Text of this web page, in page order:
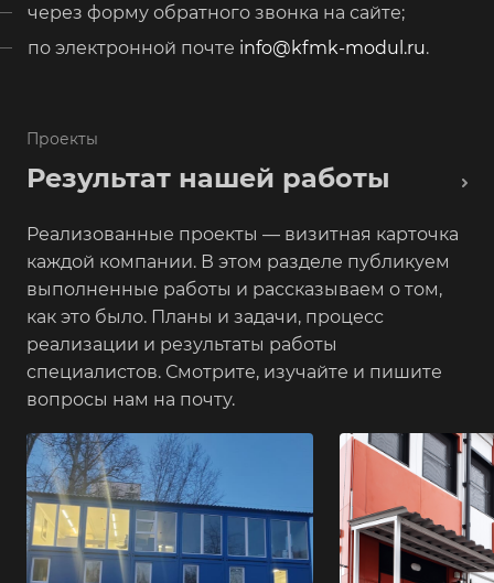
через форму обратного звонка на сайте;
по электронной почте info@kfmk-modul.ru.
Проекты
Результат нашей работы
Реализованные проекты — визитная карточка
каждой компании. В этом разделе публикуем
выполненные работы и рассказываем о том,
как это было. Планы и задачи, процесс
реализации и результаты работы
специалистов. Смотрите, изучайте и пишите
вопросы нам на почту.